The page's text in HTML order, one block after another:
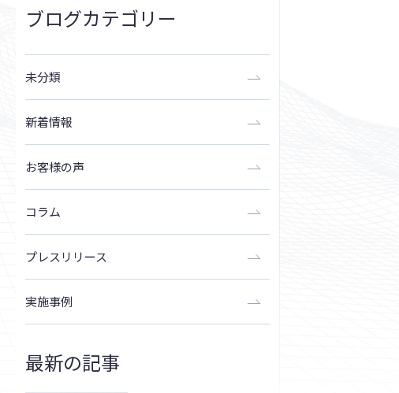
ブログカテゴリー
未分類
新着情報
お客様の声
コラム
プレスリリース
実施事例
最新の記事